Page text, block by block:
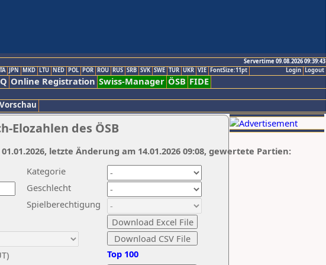
Servertime 09.08.2026 09:39:43
Logout
Login
JPN MKD LTU NED POL POR ROU RUS SRB SVK SWE TUR UKR VIE FontSize:11pt
Online Registration Swiss-Manager ÖSB FIDE
Elozahlen des ÖSB
Kategorie
Geschlecht
Spielberechtigung
Top 100
letzte Änderung am 14.01.2026 09:08, gewertete Partien: